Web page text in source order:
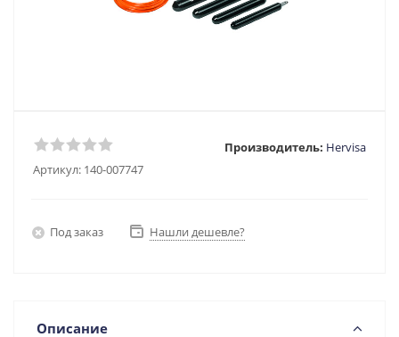
Артикул: 140-007747
Производитель: Hervisa
Под заказ Нашли дешевле?
Описание